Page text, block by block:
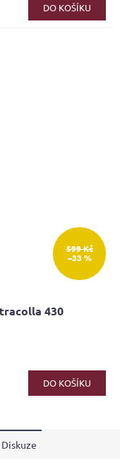
DO KOŠÍKU
599 Kč
–33 %
430
DO KOŠÍKU
Diskuze